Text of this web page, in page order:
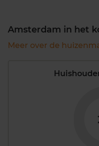
Amsterdam in het
Meer over de